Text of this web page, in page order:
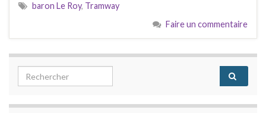
baron Le Roy, Tramway
Faire un commentaire
Search for: